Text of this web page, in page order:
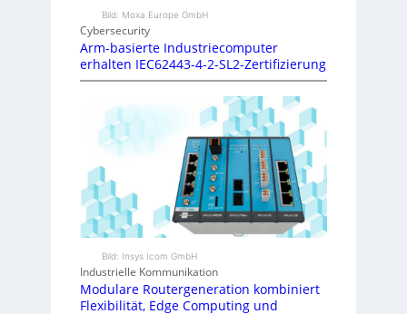
Bild: Moxa Europe GmbH
Cybersecurity
Arm-basierte Industriecomputer
erhalten IEC62443-4-2-SL2-Zertifizierung
Bild: Insys Icom GmbH
Industrielle Kommunikation
Modulare Routergeneration kombiniert
Flexibilität, Edge Computing und